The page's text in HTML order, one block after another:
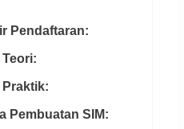
Pendaftaran:
Praktik:
Pembuatan SIM: